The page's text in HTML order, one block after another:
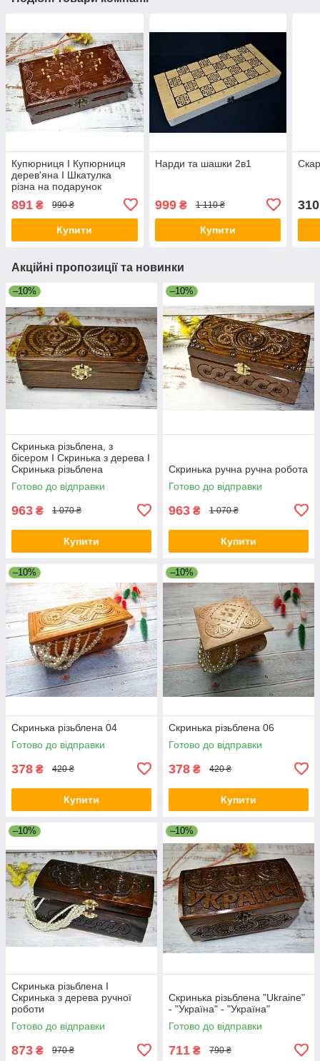
Купюрниця I Купюрниця
дерев'яна I Шкатулка
різна на подарунок
891 ₴ 990 ₴
Купити
Нарди та шашки 2в1
999₴ 1 110 ₴
Купити
310
Акційні пропозиції та новинки
–10%
Скринька різьблена, з
бісером I Скринька з дерева I
Скринька різьблена
Готово до відправки
963 ₴ 1 070 ₴
Купити
–10%
Скринька ручна ручна робота
Готово до відправки
963 ₴ 1 070 ₴
Купити
–10%
Скринька різьблена 04
Готово до відправки
378 ₴ 420 ₴
Купити
–10%
Скринька різьблена 06
Готово до відправки
378 ₴ 420 ₴
Купити
–10%
Скринька різьблена I
Скринька з дерева ручної
роботи
Готово до відправки
873 ₴ 970 ₴
–10%
Скринька різьблена "Ukraine"
- "Україна" - "Україна"
Готово до відправки
711 ₴ 790 ₴